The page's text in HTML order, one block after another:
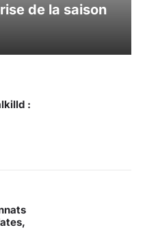
de la saison
: